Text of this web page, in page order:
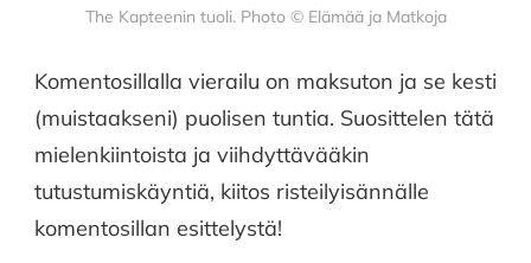
The Kapteenin tuoli. Photo © Elämää ja Matkoja
Komentosillalla vierailu on maksuton ja se kesti
(muistaakseni) puolisen tuntia. Suosittelen tätä
mielenkiintoista ja viihdyttävääkin
tutustumiskäyntiä, kiitos risteilyisännälle
komentosillan esittelystä!